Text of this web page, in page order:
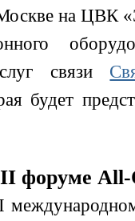
на ЦВК
связи
будет
форуме All-